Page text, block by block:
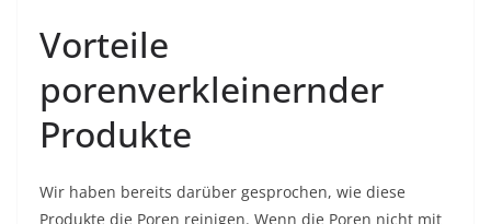
Vorteile
porenverkleinernder
Produkte
Wir haben bereits darüber gesprochen, wie diese
Produkte die Poren reinigen. Wenn die Poren nicht mit